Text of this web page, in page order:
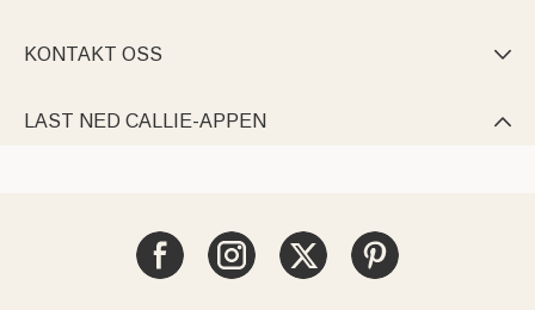
KONTAKT OSS 
LAST NED CALLIE-APPEN 